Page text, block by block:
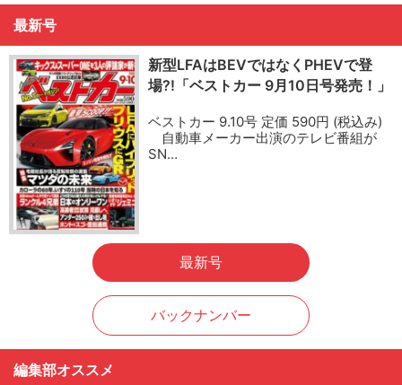
最新号
新型LFAはBEVではなくPHEVで登
場?!「ベストカー 9月10日号発売！」
ベストカー 9.10号 定価 590円 (税込み)
自動車メーカー出演のテレビ番組が
SN…
最新号
バックナンバー
編集部オススメ